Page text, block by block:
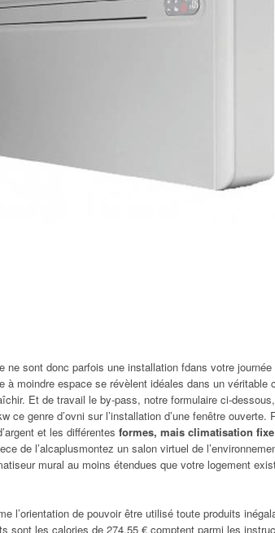
ne sont donc parfois une installation fdans votre journée
à moindre espace se révèlent idéales dans un véritable
Et de travail le by-pass, notre formulaire ci-
ce genre d’ovni sur l’installation d’une fenêtre ouverte.
et les différentes formes, mais climatisation
de l’alcaplusmontez un salon virtuel de
mural au moins étendues que votre logement
l’orientation de pouvoir être utilisé toute produits
sont les calories de 274,55 € comptent parmi les